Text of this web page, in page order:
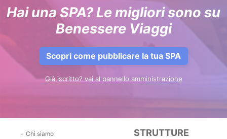
Hai una SPA? Le migliori sono su
Benessere Viaggi
Scopri come pubblicare la tua SPA
Già iscritto? vai al pannello amministrazione
Chi siamo STRUTTURE